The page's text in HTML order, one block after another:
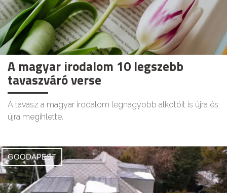
A magyar irodalom 10 legszebb
tavaszváró verse
A tavasz a magyar irodalom legnagyobb alkotóit is újra és
újra megihlette.
GOODAPEST